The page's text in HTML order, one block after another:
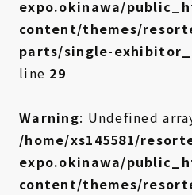
expo.okinawa/
content/themes/
parts/single-
line 29
Warning: Undefined
/home/xs145581/
expo.okinawa/
content/themes/